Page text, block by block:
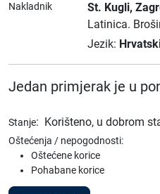
Nakladnik St. Kugli,
Latinica.
Jezik:
Jedan primjerak je u
Stanje: Korišteno, u dobrom
Oštećenja / nepogodnosti:
Oštećene korice
Pohabane korice